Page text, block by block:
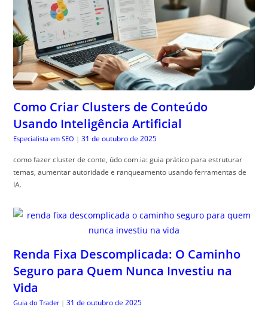
Como Criar Clusters de Conteúdo
Usando Inteligência Artificial
Especialista em SEO | 31 de outubro de 2025
como fazer cluster de conte, údo com ia: guia prático para estruturar
temas, aumentar autoridade e ranqueamento usando ferramentas de
IA.
Renda Fixa Descomplicada: O Caminho
Seguro para Quem Nunca Investiu na
Vida
Guia do Trader | 31 de outubro de 2025